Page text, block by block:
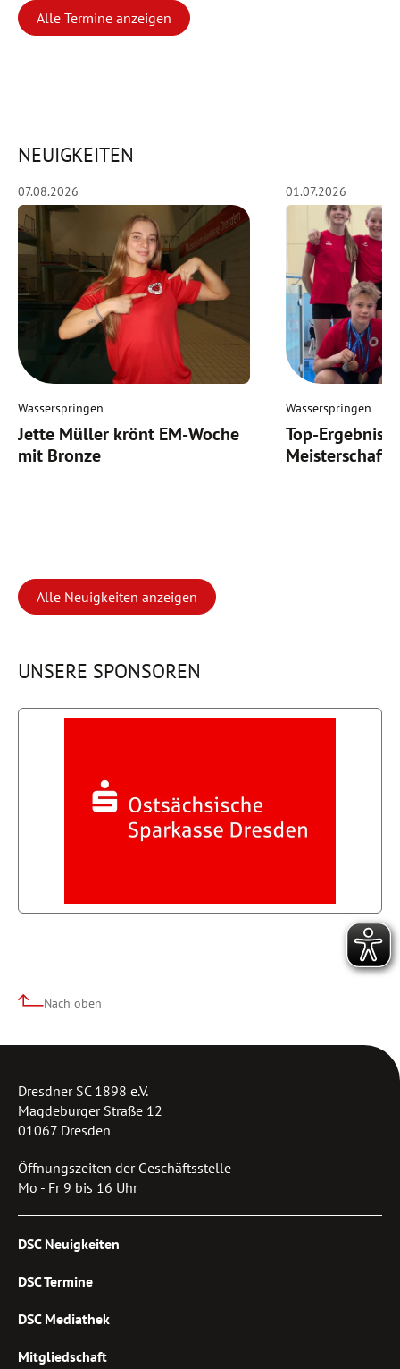
Alle Termine anzeigen
NEUIGKEITEN
07.08.2026
Wasserspringen
Jette Müller krönt EM-Woche
mit Bronze
01.07.2026
Wasserspringen
Top-Ergebnis
Meisterschaft
Alle Neuigkeiten anzeigen
UNSERE SPONSOREN
Nach oben
Dresdner SC 1898 e.V.
Magdeburger Straße 12
01067 Dresden
Öffnungszeiten der Geschäftsstelle
Mo - Fr 9 bis 16 Uhr
DSC Neuigkeiten
DSC Termine
DSC Mediathek
Mitgliedschaft